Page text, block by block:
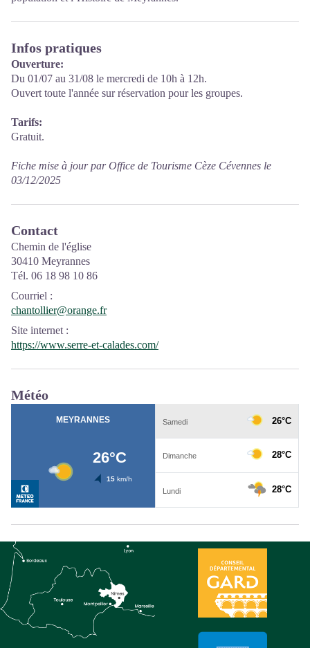
Infos pratiques
Ouverture:
Du 01/07 au 31/08 le mercredi de 10h à 12h.
Ouvert toute l'année sur réservation pour les groupes.
Tarifs:
Gratuit.
Fiche mise à jour par Office de Tourisme Cèze Cévennes le
03/12/2025
Contact
Chemin de l'église
30410 Meyrannes
Tél. 06 18 98 10 86
Courriel :
chantollier@orange.fr
Site internet :
https://www.serre-et-calades.com/
Météo